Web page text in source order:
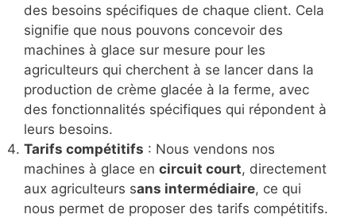
des besoins spécifiques de chaque client. Cela
signifie que nous pouvons concevoir des
machines à glace sur mesure pour les
agriculteurs qui cherchent à se lancer dans la
production de crème glacée à la ferme, avec
des fonctionnalités spécifiques qui répondent à
leurs besoins.
Tarifs compétitifs : Nous vendons nos
machines à glace en circuit court, directement
aux agriculteurs sans intermédiaire, ce qui
nous permet de proposer des tarifs compétitifs.